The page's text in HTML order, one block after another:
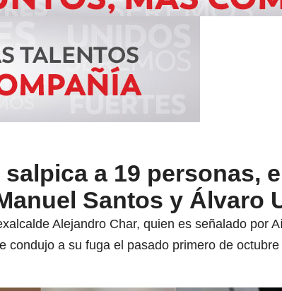
a 19 personas,
Santos y Álvaro
Alejandro Char, quien es señalado por
condujo a su fuga el pasado primero de octubre